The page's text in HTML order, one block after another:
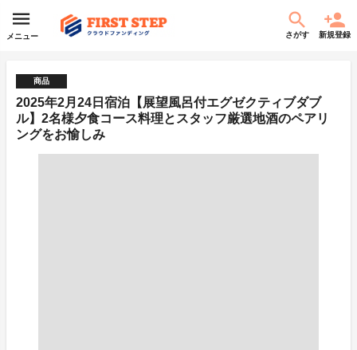
メニュー さがす 新規登録
商品
2025年2月24日宿泊【展望風呂付エグゼクティブダブ
ル】2名様夕食コース料理とスタッフ厳選地酒のペアリ
ングをお愉しみ